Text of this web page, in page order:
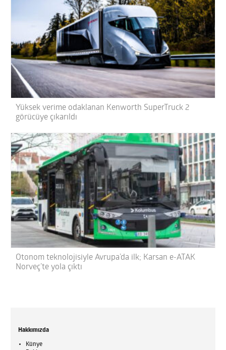
Yüksek verime odaklanan Kenworth SuperTruck 2
görücüye çıkarıldı
Otonom teknolojisiyle Avrupa’da ilk; Karsan e-ATAK
Norveç’te yola çıktı
Hakkımızda
Künye